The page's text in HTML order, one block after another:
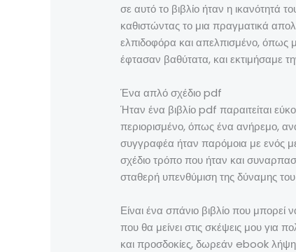
σε αυτό το βιβλίο ήταν η ικανότητά
καθιστώντας το μια πραγματικά
ελπιδοφόρα και απελπισμένο, όπως
έφτασαν βαθύτατα, και εκτιμήσαμε
Ένα απλό σχέδιο pdf
Ήταν ένα βιβλίο pdf παραιτείται
περιορισμένο, όπως ένα ανήρεμο,
συγγραφέα ήταν παρόμοια με ενός
σχέδιο τρόπο που ήταν και
σταθερή υπενθύμιση της δύναμης
Είναι ένα σπάνιο βιβλίο που μπορεί
που θα μείνει στις σκέψεις μου για
και προσδοκίες, δωρεάν ebook